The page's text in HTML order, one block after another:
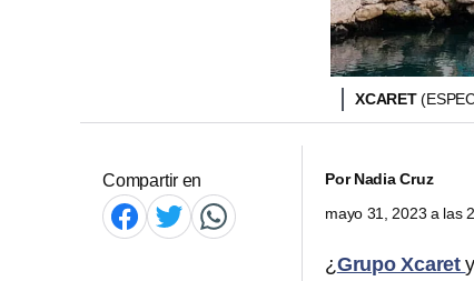
XCARET
Compartir en PorNadia Cruz
mayo 31, 2023 a las
¿Grupo Xcaret